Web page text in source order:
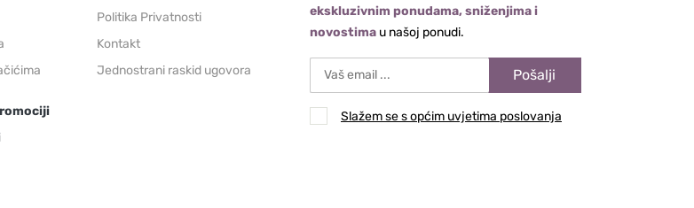
Politika Privatnosti
Kontakt
Jednostrani raskid ugovora
ekskluzivnim ponudama, sniženjima i
novostima u našoj ponudi.
Pošalji
Slažem se s općim uvjetima poslovanja